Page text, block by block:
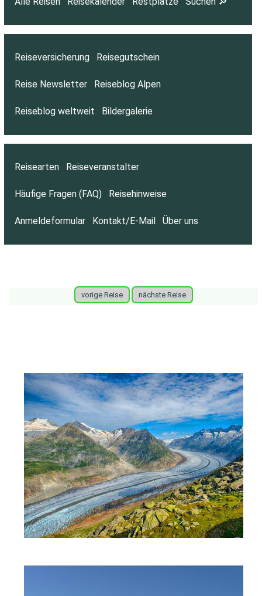
Reiseversicherung Reisegutschein
Reise Newsletter Reiseblog Alpen
Reiseblog weltweit Bildergalerie
Reisearten Reiseveranstalter
Häufige Fragen (FAQ) Reisehinweise
Anmeldeformular Kontakt/E-Mail Über uns
vorige Reise nächste Reise